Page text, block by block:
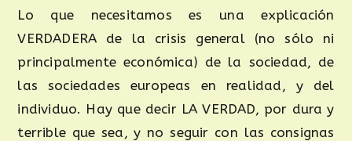
Lo que necesitamos es una explicación
VERDADERA de la crisis general (no sólo ni
principalmente económica) de la sociedad, de
las sociedades europeas en realidad, y del
individuo. Hay que decir LA VERDAD, por dura y
terrible que sea, y no seguir con las consignas